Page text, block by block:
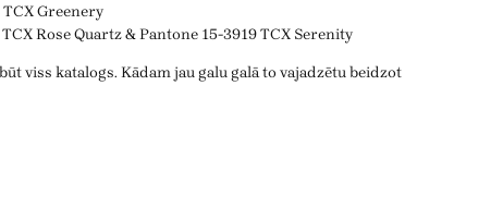
Greenery
Rose Quartz & Pantone 15-3919 TCX Serenity
viss katalogs. Kādam jau galu galā to vajadzētu beidzot